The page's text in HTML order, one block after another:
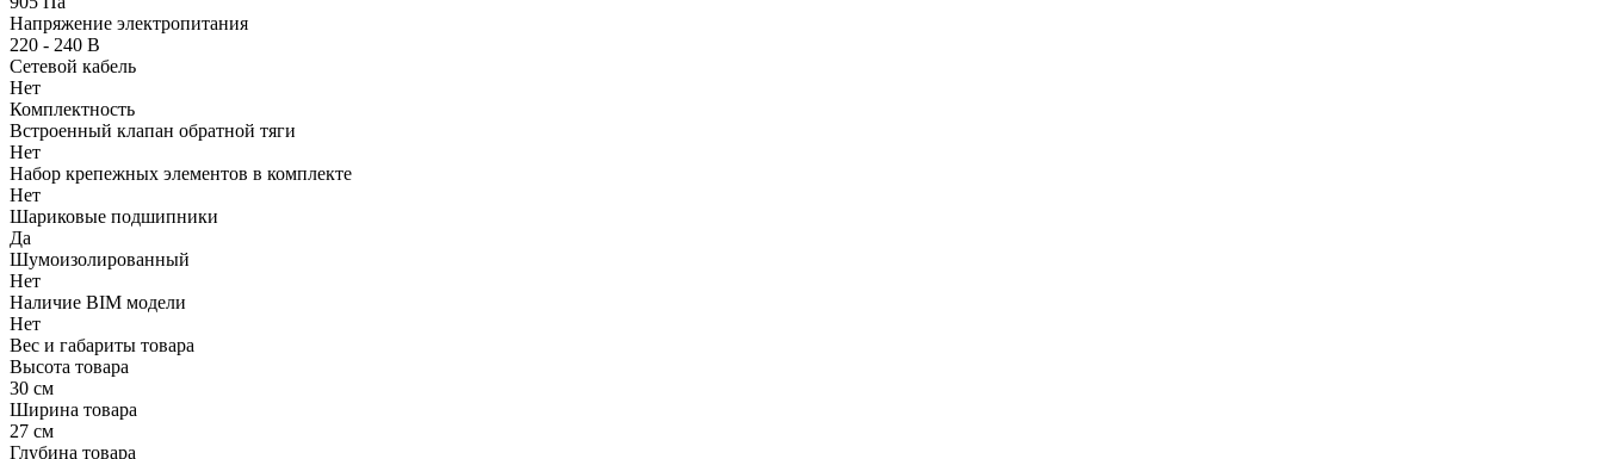
Напряжение электропитания
220 - 240 В
Сетевой кабель
Нет
Комплектность
Встроенный клапан обратной тяги
Нет
Набор крепежных элементов в комплекте
Нет
Шариковые подшипники
Да
Шумоизолированный
Нет
Наличие BIM модели
Нет
Вес и габариты товара
Высота товара
30 см
Ширина товара
27 см
Глубина товара